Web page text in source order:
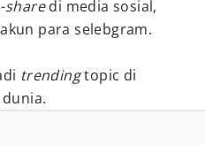
sharedi media sosial,
para selebgram.
trendingtopic di